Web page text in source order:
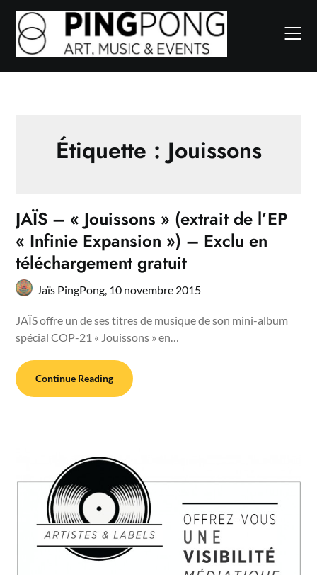
Skip
content
Étiquette : Jouissons
JAÏS – « Jouissons » (extrait de l’EP
« Infinie Expansion ») – Exclu en
téléchargement gratuit
Jaïs PingPong, 10 novembre 2015
JAÏS offre un de ses titres de musique de son mini-album
spécial COP-21 « Jouissons » en…
Continue Reading